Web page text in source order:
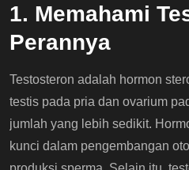
1. Memahami
Perannya
Testosteron adalah hormon
testis pada pria dan ovarium
jumlah yang lebih sedikit.
kunci dalam pengembangan